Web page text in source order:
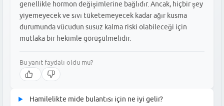
genellikle hormon değişimlerine bağlıdır. Ancak, hiçbir şey
yiyemeyecek ve sıvı tüketemeyecek kadar ağır kusma
durumunda vücudun susuz kalma riski olabileceği için
mutlaka bir hekimle görüşülmelidir.
Bu yanıt faydalı oldu mu?
▶ Hamilelikte mide bulantısı için ne iyi gelir?